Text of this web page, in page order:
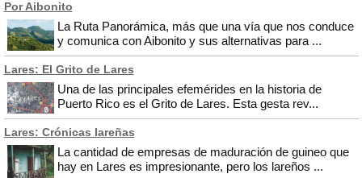
Por Aibonito
La Ruta Panorámica, más que una vía que nos conduce
y comunica con Aibonito y sus alternativas para ...
Lares: El Grito de Lares
Una de las principales efemérides en la historia de
Puerto Rico es el Grito de Lares. Esta gesta rev...
Lares: Crónicas lareñas
La cantidad de empresas de maduración de guineo que
hay en Lares es impresionante, pero los lareños ...